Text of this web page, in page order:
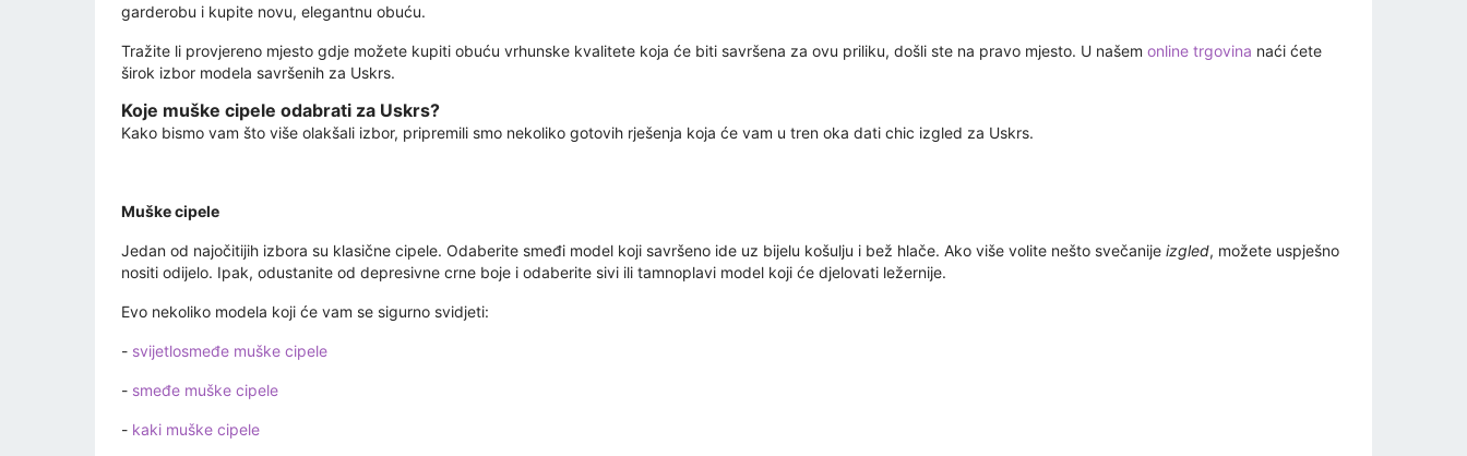
garderobu i kupite novu, elegantnu obuću.
Tražite li provjereno mjesto gdje možete kupiti obuću vrhunske kvalitete koja će biti savršena za ovu priliku, došli ste na pravo mjesto. U našem online trgovina naći ćete
širok izbor modela savršenih za Uskrs.
Koje muške cipele odabrati za Uskrs?
Kako bismo vam što više olakšali izbor, pripremili smo nekoliko gotovih rješenja koja će vam u tren oka dati chic izgled za Uskrs.
Muške cipele
Jedan od najočitijih izbora su klasične cipele. Odaberite smeđi model koji savršeno ide uz bijelu košulju i bež hlače. Ako više volite nešto svečanije izgled, možete uspješno
nositi odijelo. Ipak, odustanite od depresivne crne boje i odaberite sivi ili tamnoplavi model koji će djelovati ležernije.
Evo nekoliko modela koji će vam se sigurno svidjeti:
- svijetlosmeđe muške cipele
- smeđe muške cipele
- kaki muške cipele